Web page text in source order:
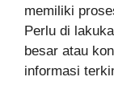
memiliki
Perlu di
besar atau
informasi